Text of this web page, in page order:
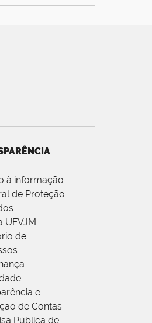
à informação
de Proteção
UFVJM
de
e
de Contas
Pública de